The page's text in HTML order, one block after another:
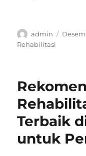
Author
admin
Posted
Rehabilitasi
Terbaik
untuk